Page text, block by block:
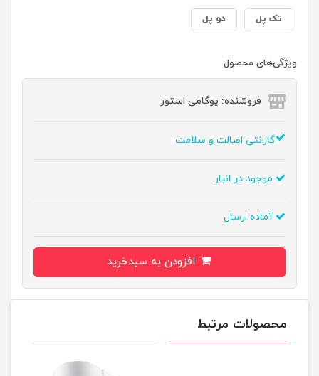
تک پل دو پل
ویژگی‌های محصول
فروشنده: یوگامی استور
گارانتی اصالت و سلامت
موجود در انبار
آماده ارسال
محصولات مرتبط